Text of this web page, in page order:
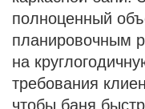
полноценный
планировочным
на
требования
чтобы баня